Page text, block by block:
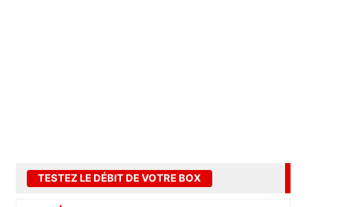
TESTEZ LE DÉBIT DE VOTRE BOX